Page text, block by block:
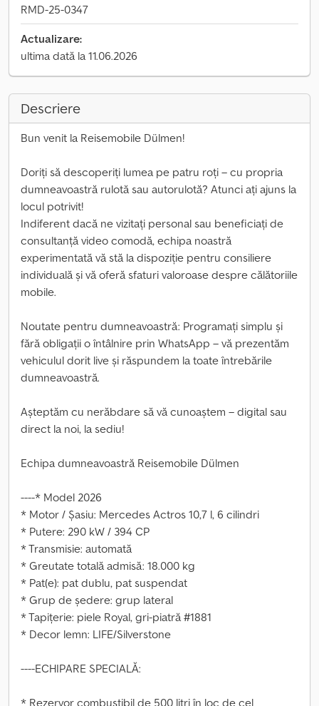
RMD-25-0347
Actualizare:
ultima dată la 11.06.2026
Descriere
Bun venit la Reisemobile Dülmen!
Doriți să descoperiți lumea pe patru roți – cu propria
dumneavoastră rulotă sau autorulotă? Atunci ați ajuns la
locul potrivit!
Indiferent dacă ne vizitați personal sau beneficiați de
consultanță video comodă, echipa noastră
experimentată vă stă la dispoziție pentru consiliere
individuală și vă oferă sfaturi valoroase despre călătoriile
mobile.
Noutate pentru dumneavoastră: Programați simplu și
fără obligații o întâlnire prin WhatsApp – vă prezentăm
vehiculul dorit live și răspundem la toate întrebările
dumneavoastră.
Așteptăm cu nerăbdare să vă cunoaștem – digital sau
direct la noi, la sediu!
Echipa dumneavoastră Reisemobile Dülmen
----* Model 2026
* Motor / Șasiu: Mercedes Actros 10,7 l, 6 cilindri
* Putere: 290 kW / 394 CP
* Transmisie: automată
* Greutate totală admisă: 18.000 kg
* Pat(e): pat dublu, pat suspendat
* Grup de ședere: grup lateral
* Tapițerie: piele Royal, gri-piatră #1881
* Decor lemn: LIFE/Silverstone
----ECHIPARE SPECIALĂ:
* Rezervor combustibil de 500 litri în loc de cel